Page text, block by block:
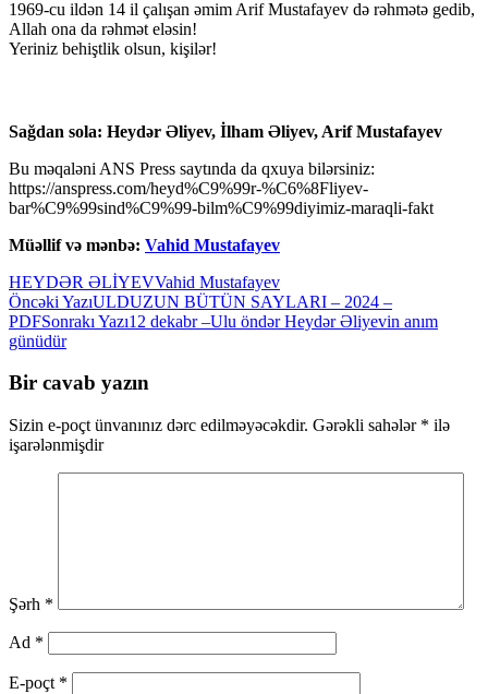
1969-cu ildən 14 il çalışan əmim Arif Mustafayev də rəhmətə gedib,
Allah ona da rəhmət eləsin!
Yeriniz behiştlik olsun, kişilər!
Sağdan sola: Heydər Əliyev, İlham Əliyev, Arif Mustafayev
Bu məqaləni ANS Press saytında da qxuya bilərsiniz:
https://anspress.com/heyd%C9%99r-%C6%8Fliyev-
bar%C9%99sind%C9%99-bilm%C9%99diyimiz-maraqli-fakt
Müəllif və mənbə: Vahid Mustafayev
HEYDƏR ƏLİYEVVahid Mustafayev
Yazılar
üzrə
Öncəki YazıULDUZUN BÜTÜN SAYLARI – 2024 –
PDFSonrakı Yazı12 dekabr –Ulu öndər Heydər Əliyevin anım
günüdür
Bir cavab yazın
Sizin e-poçt ünvanınız dərc edilməyəcəkdir. Gərəkli sahələr * ilə
işarələnmişdir
Şərh *
Ad *
E-poçt *